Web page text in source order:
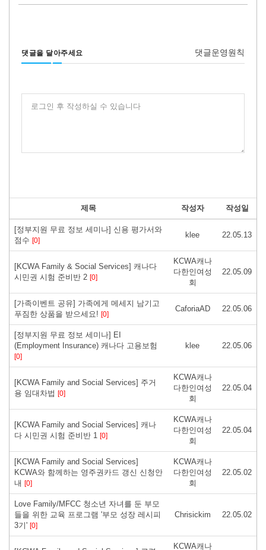
댓글을 달아주세요 댓글운영원칙
로그인 후 작성하실 수 있습니다
제목 작성자 작성일
[정부지원 무료 정보 세미나] 신용 평가서와
점수 [0]
klee 22.05.13
[KCWA Family & Social Services] 캐나다
시민권 시험 준비반 2 [0]
KCWA캐나
다한인여성
회
22.05.09
[가족이벤트 공유] 가족에게 메세지 남기고
푸짐한 상품을 받으세요! [0]
CaforiaAD 22.05.06
[정부지원 무료 정보 세미나] EI
(Employment Insurance) 캐나다 고용보험
[0]
klee 22.05.06
[KCWA Family and Social Services] 주거
용 임대차법 [0]
KCWA캐나
다한인여성
회
22.05.04
[KCWA Family and Social Services] 캐나
다 시민권 시험 준비반 1 [0]
KCWA캐나
다한인여성
회
22.05.04
[KCWA Family and Social Services]
KCWA와 함께하는 영주권카드 갱신 신청안
내 [0]
KCWA캐나
다한인여성
회
22.05.02
Love Family/MFCC 청소년 자녀를 둔 부모
들을 위한 교육 프로그램 '부모 성장 레시피
3기' [0]
Chrisickim 22.05.02
KCWA캐나